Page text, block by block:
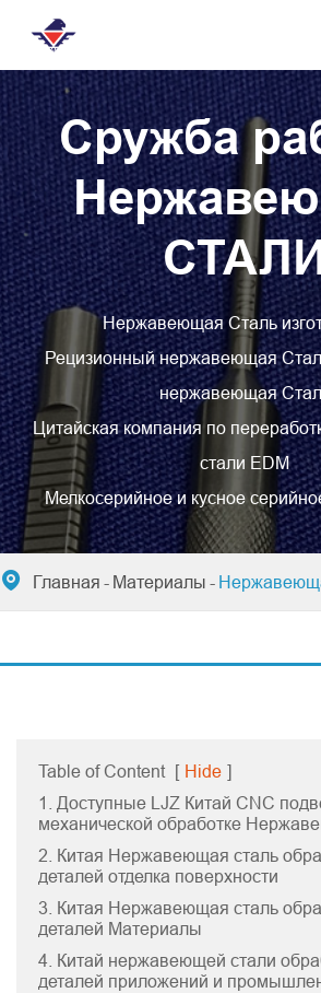
Сружба
Нержавеющая Сталь
Рецизионный нержавеющая
нержавеющая
Цитайская компания по
стали EDM
Мелкосерийное и кусное
 Главная Материалы
Table of Content [ Hide ]
1. Доступные LJZ Китай CNC
механической обработке
2. Китая Нержавеющая сталь
деталей отделка поверхности
3. Китая Нержавеющая сталь
деталей Материалы
4. Китай нержавеющей стали
деталей приложений и